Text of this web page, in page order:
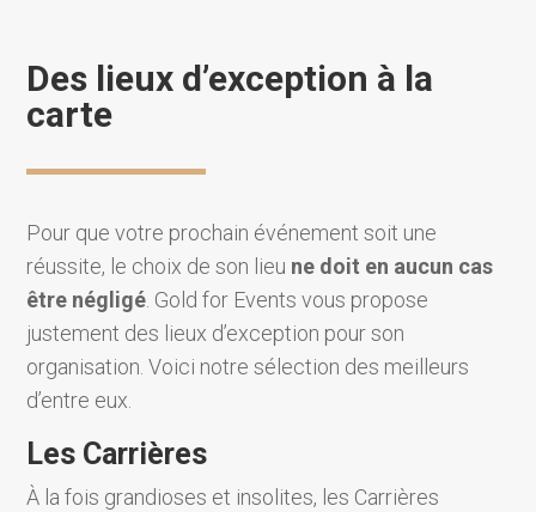
Des lieux d’exception à la
carte
Pour que votre prochain événement soit une
réussite, le choix de son lieu ne doit en aucun cas
être négligé . Gold for Events vous propose
justement des lieux d’exception pour son
organisation. Voici notre sélection des meilleurs
d’entre eux.
Les Carrières
À la fois grandioses et insolites, les Carrières